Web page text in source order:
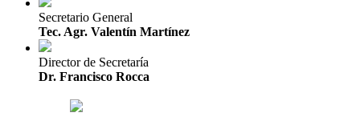
Secretario General
Tec. Agr. Valentín Martínez
Director de Secretaría
Dr. Francisco Rocca